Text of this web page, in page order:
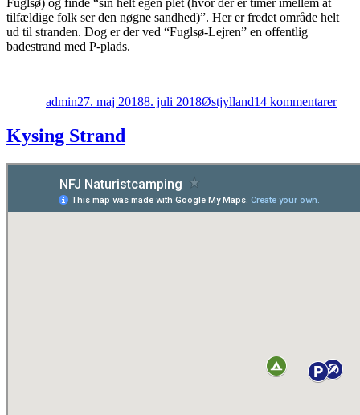
tilfældige folk ser den nøgne sandhed)”. Her er fredet område helt
ud til stranden. Dog er der ved “Fuglsø-Lejren” en offentlig
badestrand med P-plads.
admin27. maj 20188. juli 2018Østjylland14 kommentarer
Kysing Strand